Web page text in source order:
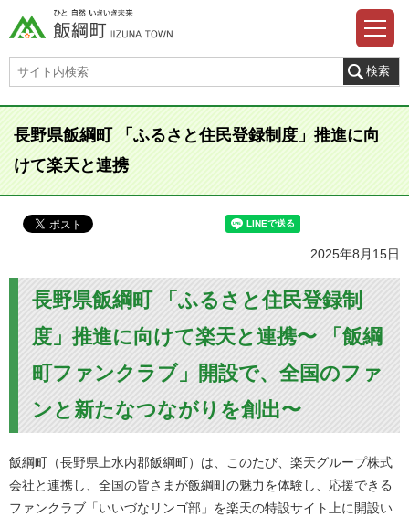
長野県飯綱町 「ふるさと住民登録制度」推進に向
けて楽天と連携
2025年8月15日
長野県飯綱町 「ふるさと住民登録制
度」推進に向けて楽天と連携〜 「飯綱
町ファンクラブ」開設で、全国のファ
ンと新たなつながりを創出〜
飯綱町（長野県上水内郡飯綱町）は、このたび、楽天グループ株式
会社と連携し、全国の皆さまが飯綱町の魅力を体験し、応援できる
ファンクラブ「いいづなリンゴ部」を楽天の特設サイト上に開設い